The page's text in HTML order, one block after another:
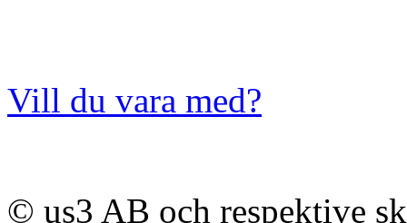
Vill du vara med?
© us3 AB och respektive